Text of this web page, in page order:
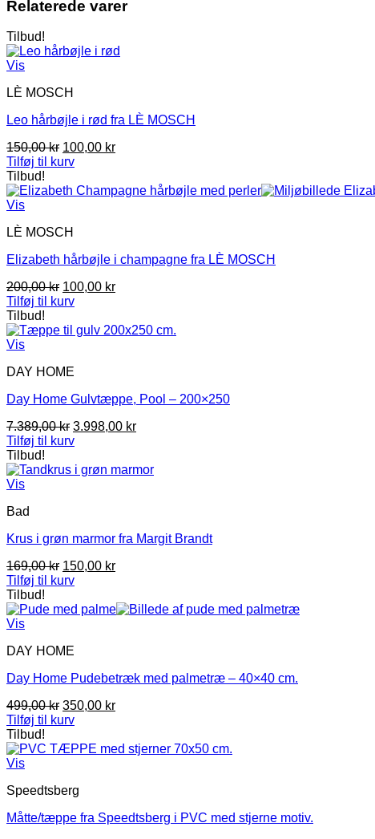
Relaterede varer
Tilbud!
Vis
LÈ MOSCH
Leo hårbøjle i rød fra LÈ MOSCH
150,00kr Den
oprindelige
var:
100,00 krDen
er:
Tilføj til kurv
Tilbud!
Vis
LÈ MOSCH
Elizabeth hårbøjle i champagne fra LÈ MOSCH
200,00kr Den
oprindelige
var:
100,00 krDen
er:
Tilføj til kurv
Tilbud!
Vis
DAY HOME
Day Home Gulvtæppe, Pool – 200×250
7.389,00kr Den
oprindelige
var:
3.998,00 krDen
er:
Tilføj til kurv
Tilbud!
Vis
Bad
Krus i grøn marmor fra Margit Brandt
169,00kr Den
oprindelige
var:
150,00 krDen
er:
Tilføj til kurv
Tilbud!
Vis
DAY HOME
Day Home Pudebetræk med palmetræ – 40×40 cm.
499,00kr Den
oprindelige
var:
350,00 krDen
er:
Tilføj til kurv
Tilbud!
Vis
Speedtsberg
Måtte/tæppe fra Speedtsberg i PVC med stjerne motiv.